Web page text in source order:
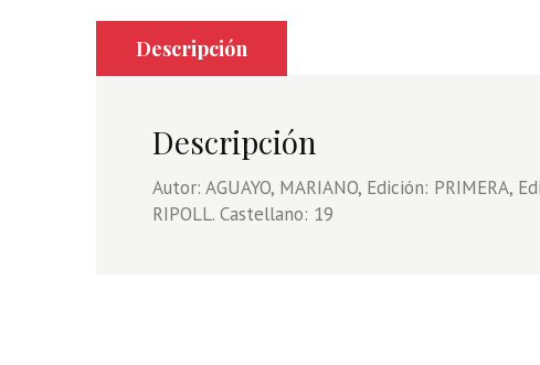
Descripción
Descripción
Autor: AGUAYO, MARIANO, Edición: PRIMERA,
RIPOLL. Castellano: 19